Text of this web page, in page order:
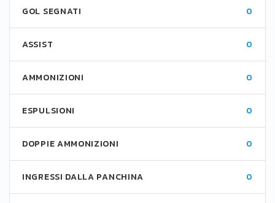
GOL SEGNATI 0
ASSIST 0
AMMONIZIONI 0
ESPULSIONI 0
DOPPIE AMMONIZIONI 0
INGRESSI DALLA PANCHINA 0